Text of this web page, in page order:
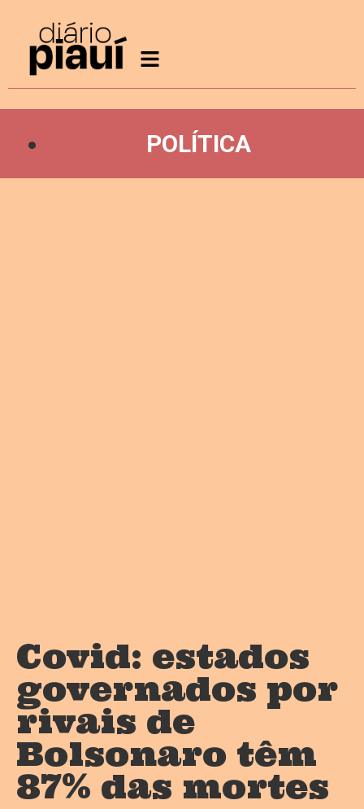
POLÍTICA
Covid: estados
governados por
rivais de
Bolsonaro têm
87% das mortes